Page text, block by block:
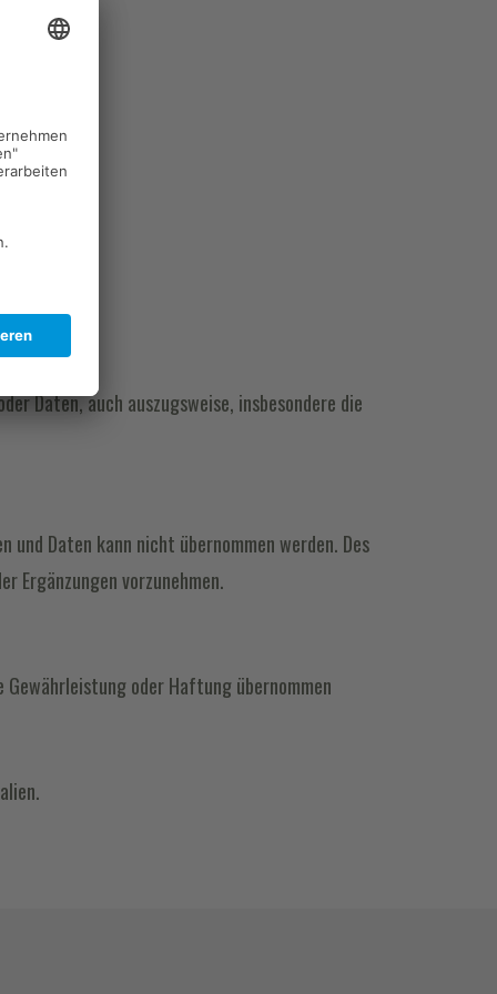
Daten, auch auszugsweise, insbesondere die
Daten kann nicht übernommen werden. Des
Ergänzungen vorzunehmen.
oder Haftung übernommen